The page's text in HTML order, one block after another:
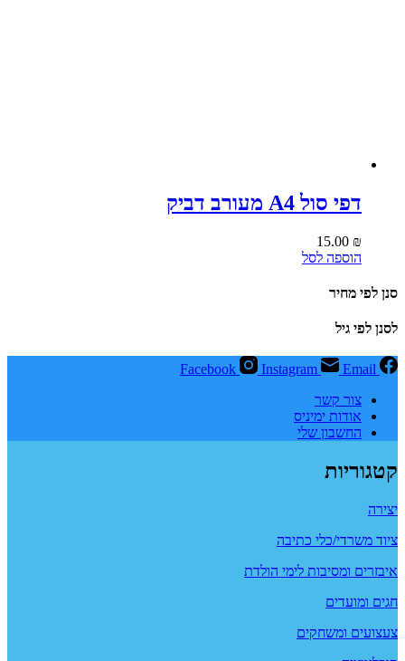
דפי סול A4 מעורב דביק
15.00 ₪
הוספה לסל
סנן לפי מחיר
לסנן לפי גיל
Facebook Instagram
Email
צור קשר
אודות ימיניס
החשבון שלי
קטגוריות
יצירה
ציוד משרדי/כלי כתיבה
איבזרים ומסיבות לימי הולדת
חגים ומועדים
צעצועים ומשחקים